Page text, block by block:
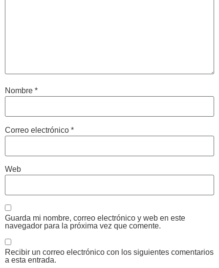
Nombre *
Correo electrónico *
Web
Guarda mi nombre, correo electrónico y web en este
navegador para la próxima vez que comente.
Recibir un correo electrónico con los siguientes comentarios
a esta entrada.